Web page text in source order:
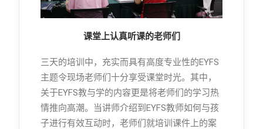
课堂上认真听课的老师们
三天的培训中，充实而具有高度专业性的EYFS
主题令现场老师们十分享受课堂时光。其中，
关于EYFS教与学的内容更是将老师们的学习热
情推向高潮。当讲师介绍到EYFS教师如何与孩
子进行有效互动时，老师们就培训课件上的案